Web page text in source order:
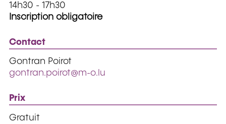
14h30 - 17h30
Inscription obligatoire
Contact
Gontran Poirot
gontran.poirot@m-o.lu
Prix
Gratuit